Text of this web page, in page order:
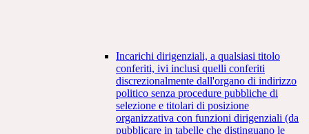
Incarichi dirigenziali, a qualsiasi titolo
conferiti, ivi inclusi quelli conferiti
discrezionalmente dall'organo di indirizzo
politico senza procedure pubbliche di
selezione e titolari di posizione
organizzativa con funzioni dirigenziali (da
pubblicare in tabelle che distinguano le